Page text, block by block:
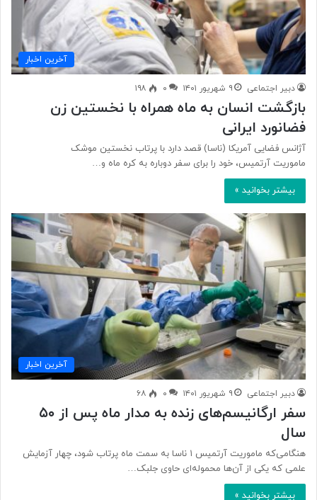
آخرین اخبار
دبیر اجتماعی ۹ شهریور ۱۴۰۱ ۰ ۱۹۸
بازگشت انسان به ماه همراه با نخستین زن
فضانورد ایرانی
آژانس فضایی آمریکا (ناسا) قصد دارد با پرتاب نخستین موشک
ماموریت آرتمیس، خود را برای سفر دوباره به کره ماه و…
بیشتر بخوانید »
آخرین اخبار
دبیر اجتماعی ۹ شهریور ۱۴۰۱ ۰ ۶۸
سفر ارگانیسم‌های زنده به مدار ماه پس از ۵۰
سال
هنگامی‌که ماموریت آرتمیس ۱ ناسا به سمت ماه پرتاب شود، چهار آزمایش
علمی که یکی از آن‌ها محموله‌ای حاوی جلبک…
بیشتر بخوانید »